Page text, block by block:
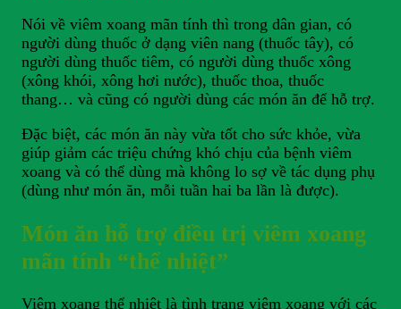
Nói về viêm xoang mãn tính thì trong dân gian, có
người dùng thuốc ở dạng viên nang (thuốc tây), có
người dùng thuốc tiêm, có người dùng thuốc xông
(xông khói, xông hơi nước), thuốc thoa, thuốc
thang… và cũng có người dùng các món ăn để hỗ trợ.
Đặc biệt, các món ăn này vừa tốt cho sức khỏe, vừa
giúp giảm các triệu chứng khó chịu của bệnh viêm
xoang và có thể dùng mà không lo sợ về tác dụng phụ
(dùng như món ăn, mỗi tuần hai ba lần là được).
Món ăn hỗ trợ điều trị viêm xoang
mãn tính “thể nhiệt”
Viêm xoang thể nhiệt là tình trạng viêm xoang với các